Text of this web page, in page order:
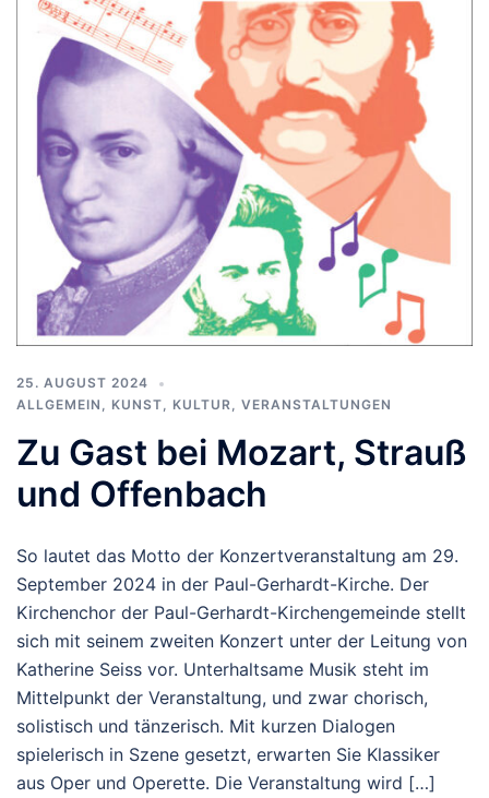
25. AUGUST 2024
ALLGEMEIN , KUNST, KULTUR, VERANSTALTUNGEN
Zu Gast bei Mozart, Strauß
und Offenbach
So lautet das Motto der Konzertveranstaltung am 29.
September 2024 in der Paul-Gerhardt-Kirche. Der
Kirchenchor der Paul-Gerhardt-Kirchengemeinde stellt
sich mit seinem zweiten Konzert unter der Leitung von
Katherine Seiss vor. Unterhaltsame Musik steht im
Mittelpunkt der Veranstaltung, und zwar chorisch,
solistisch und tänzerisch. Mit kurzen Dialogen
spielerisch in Szene gesetzt, erwarten Sie Klassiker
aus Oper und Operette. Die Veranstaltung wird […]